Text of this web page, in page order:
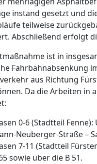
instand gesetzt und
teilweise
Abschließend erfolgt
ist in
Fahrbahnabsenkung
aus Richtung
Da die Arbeiten in
0-6 (Stadtteil
Neuberger-Straße –
7-11 (Stadtteil
sowie über die B 51.